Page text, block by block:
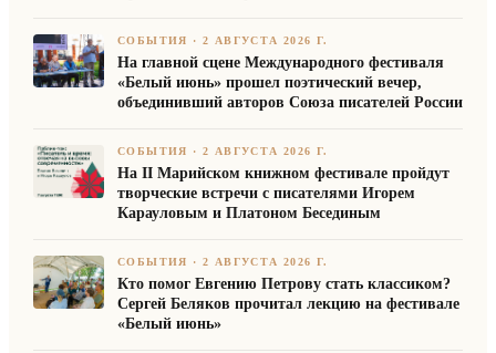
СОБЫТИЯ ·2 АВГУСТА 2026 Г.
На главной сцене Международного фестиваля
«Белый июнь» прошел поэтический вечер,
объединивший авторов Союза писателей России
СОБЫТИЯ ·2 АВГУСТА 2026 Г.
На II Марийском книжном фестивале пройдут
творческие встречи с писателями Игорем
Карауловым и Платоном Бесединым
СОБЫТИЯ ·2 АВГУСТА 2026 Г.
Кто помог Евгению Петрову стать классиком?
Сергей Беляков прочитал лекцию на фестивале
«Белый июнь»